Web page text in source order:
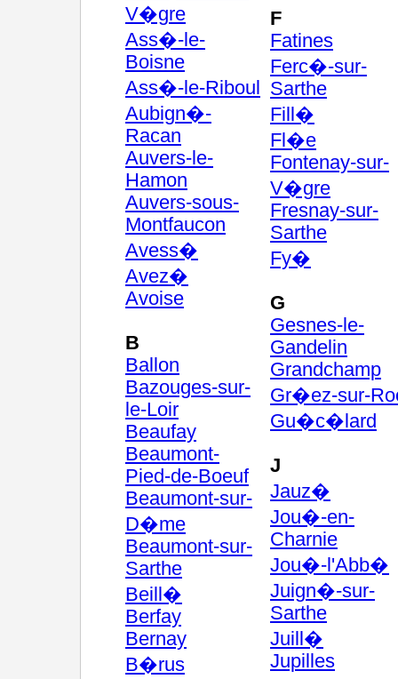
V�gre
Ass�-le-
Boisne
Ass�-le-Riboul
Aubign�-
Racan
Auvers-le-
Hamon
Auvers-sous-
Montfaucon
Avess�
Avez�
Avoise
B
Ballon
Bazouges-sur-
le-Loir
Beaufay
Beaumont-
Pied-de-Boeuf
Beaumont-sur-
D�me
Beaumont-sur-
Sarthe
Beill�
Berfay
Bernay
B�rus
F
Fatines
Ferc�-sur-
Sarthe
Fill�
Fl�e
Fontenay-sur-
V�gre
Fresnay-sur-
Sarthe
Fy�
G
Gesnes-le-
Gandelin
Grandchamp
Gr�ez-sur-
Gu�c�lard
J
Jauz�
Jou�-en-
Charnie
Jou�-l'Abb�
Juign�-sur-
Sarthe
Juill�
Jupilles